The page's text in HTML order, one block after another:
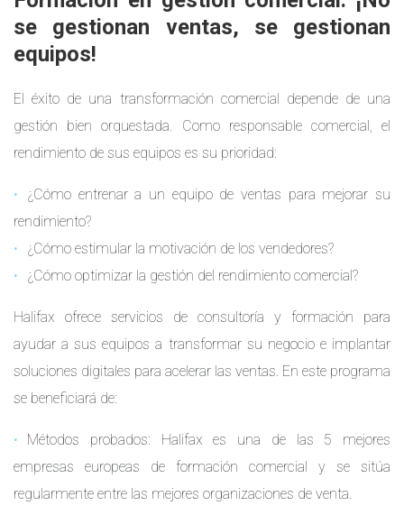
se gestionan ventas, se gestionan
equipos!
El éxito de una transformación comercial depende de una
gestión bien orquestada. Como responsable comercial, el
rendimiento de sus equipos es su prioridad:
¿Cómo entrenar a un equipo de ventas para mejorar su
rendimiento?
¿Cómo estimular la motivación de los vendedores?
¿Cómo optimizar la gestión del rendimiento comercial?
Halifax ofrece servicios de consultoría y formación para
ayudar a sus equipos a transformar su negocio e implantar
soluciones digitales para acelerar las ventas. En este programa
se beneficiará de:
Métodos probados: Halifax es una de las 5 mejores
empresas europeas de formación comercial y se sitúa
regularmente entre las mejores organizaciones de venta.